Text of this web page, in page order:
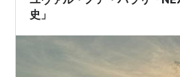
ージに移行しきれません。…
史」